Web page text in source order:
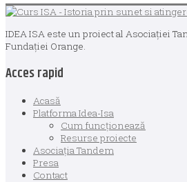
within
section
România
contemporană.
IDEA ISA este un proiect al Asociației
Fundației Orange.
Acces rapid
Acasă
Platforma Idea-Isa
Cum funcționează
Resurse proiecte
Asociația Tandem
Presa
Contact